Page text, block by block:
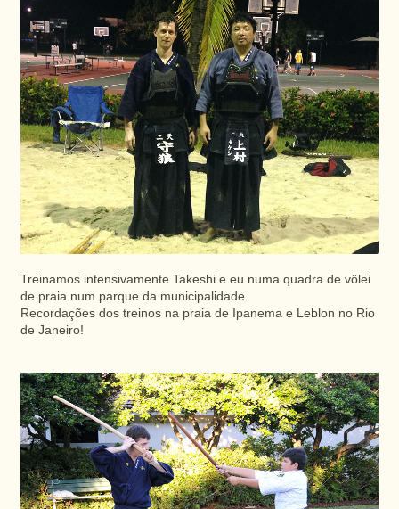
Treinamos intensivamente Takeshi e eu numa quadra de vôlei
de praia num parque da municipalidade.
Recordações dos treinos na praia de Ipanema e Leblon no Rio
de Janeiro!